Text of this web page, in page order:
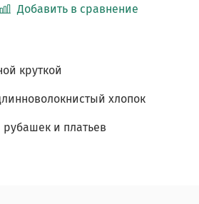
Добавить в сравнение
круткой
хлопок
и платьев